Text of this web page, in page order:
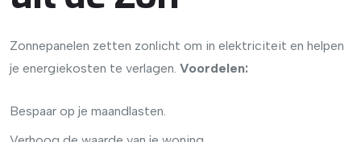
Zonnepanelen zetten zonlicht om in elektriciteit en helpen
je energiekosten te verlagen. Voordelen:
Bespaar op je maandlasten.